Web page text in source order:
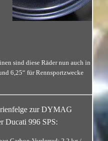
sind diese Räder nun auch in
6,25“ für Rennsportzwecke
zur DYMAG
Ducati 996 SPS: